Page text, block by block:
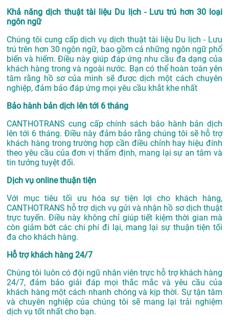
Khả năng dịch thuật tài liệu Du lịch - Lưu trú hơn 30 loại
ngôn ngữ
Chúng tôi cung cấp dịch vụ dịch thuật tài liệu Du lịch - Lưu
trú trên hơn 30 ngôn ngữ, bao gồm cả những ngôn ngữ phổ
biến và hiếm. Điều này giúp đáp ứng nhu cầu đa dạng của
khách hàng trong và ngoài nước. Bạn có thể hoàn toàn yên
tâm rằng hồ sơ của mình sẽ được dịch một cách chuyên
nghiệp, đảm bảo đáp ứng mọi yêu cầu khắt khe nhất
Bảo hành bản dịch lên tới 6 tháng
CANTHOTRANS cung cấp chính sách bảo hành bản dịch
lên tới 6 tháng. Điều này đảm bảo rằng chúng tôi sẽ hỗ trợ
khách hàng trong trường hợp cần điều chỉnh hay hiệu đính
theo yêu cầu của đơn vị thẩm định, mang lại sự an tâm và
tin tưởng tuyệt đối.
Dịch vụ online thuận tiện
Với mục tiêu tối ưu hóa sự tiện lợi cho khách hàng,
CANTHOTRANS hỗ trợ dịch vụ gửi và nhận hồ sơ dịch thuật
trực tuyến. Điều này không chỉ giúp tiết kiệm thời gian mà
còn giảm bớt các chi phí đi lại, mang lại sự thuận tiện tối
đa cho khách hàng.
Hỗ trợ khách hàng 24/7
Chúng tôi luôn có đội ngũ nhân viên trực hỗ trợ khách hàng
24/7, đảm bảo giải đáp mọi thắc mắc và yêu cầu của
khách hàng một cách nhanh chóng và kịp thời. Sự tận tâm
và chuyên nghiệp của chúng tôi sẽ mang lại trải nghiệm
dịch vụ tốt nhất cho bạn.